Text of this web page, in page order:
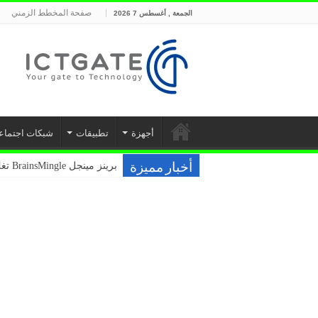
الجمعة , أغسطس 7 2026 صفحة المخطط الزمني
أجهزة تطبيقات شبكات
أخبار مميزة برينز مينجل BrainsMingle تغلق جولتها التأسيسية بقيمة 400 ألف دولار من مجموعة بشرسوفت
فودافون ونوكيا تختبران